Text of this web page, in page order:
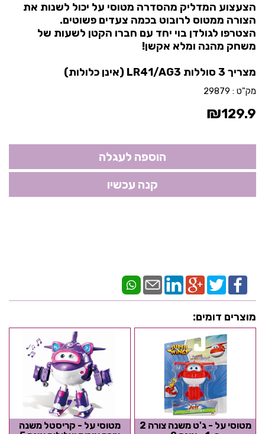
הצעצוע המדליק מהסדרה מטוסי על יכול לשנות את
הצורה ממטוס לרובוט בכמה צעדים פשוטים.
הצטרפו לגולדן בוי יחד עם חברו הקטן לשעות של
משחק מהנה ומלא אקשן!
מצריך 3 סוללות LR41/AG3 (אינן כלולות)
מק"ט : 29879
₪129.9
מוצרים דומים:
מטוסי על - ג'ט משנה צורה 2
מטוסי על - קריסטל משנה